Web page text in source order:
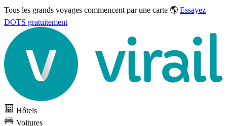
Tous les grands voyages commencent par une carte 🌎 Essayez
DOTS gratuitement
Hôtels
Voitures